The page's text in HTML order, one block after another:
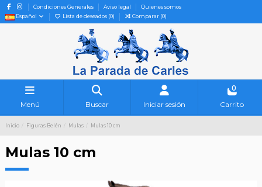
Condiciones Generales Aviso legal
Quienes somos
Español
Lista de deseados (0) Comparar (0)
Menú Buscar Iniciar sesión
0
Carrito
Inicio Figuras Belén Mulas Mulas 10 cm
Mulas 10 cm